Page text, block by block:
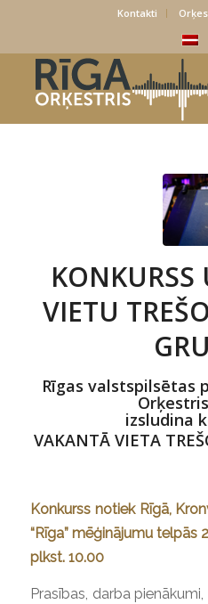
Kontakti
VIETU
Rīgas valstspilsētas
izsludina
VAKANTĀ VIETA
Konkurss notiek Rīgā,
“Rīga” mēģinājumu telpās
plkst. 10.00
Prasības, darba